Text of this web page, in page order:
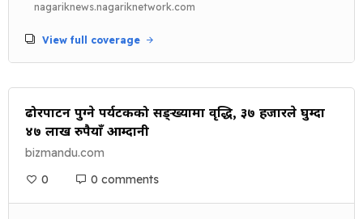
nagariknews.nagariknetwork.com
View full coverage
ढोरपाटन पुग्ने पर्यटकको सङ्ख्यामा वृद्धि, ३७ हजारले घुम्दा
४७ लाख रुपैयाँ आम्दानी
bizmandu.com
0
0 comments